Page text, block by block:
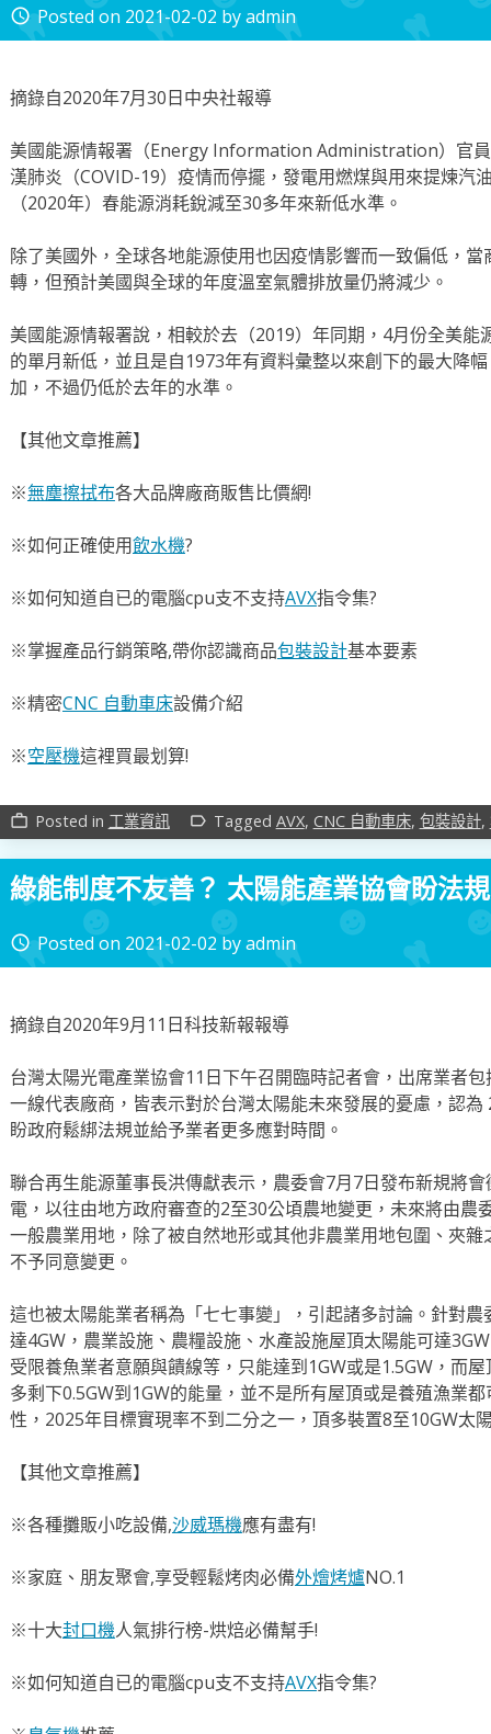
access_time Posted on 2021-02-02 byadmin
摘錄自2020年7月30日中央社報導
美國能源情報署（Energy Information Administration）官
漢肺炎（COVID-19）疫情而停擺，發電用燃煤與用來提煉汽
（2020年）春能源消耗銳減至30多年來新低水準。
除了美國外，全球各地能源使用也因疫情影響而一致偏低，
轉，但預計美國與全球的年度溫室氣體排放量仍將減少。
美國能源情報署說，相較於去（2019）年同期，4月份全美能
的單月新低，並且是自1973年有資料彙整以來創下的最大降
加，不過仍低於去年的水準。
【其他文章推薦】
※無塵擦拭布各大品牌廠商販售比價網!
※如何正確使用飲水機?
※如何知道自已的電腦cpu支不支持AVX指令集?
※掌握產品行銷策略,帶你認識商品包裝設計基本要素
※精密CNC 自動車床設備介紹
※空壓機這裡買最划算!
work_outline Posted in 工業資訊 label_outline Tagged AVX, CNC 自動車床, 包裝設計,
綠能制度不友善？ 太陽能產業協會盼法
access_time Posted on 2021-02-02 byadmin
摘錄自2020年9月11日科技新報報導
台灣太陽光電產業協會11日下午召開臨時記者會，出席業者
一線代表廠商，皆表示對於台灣太陽能未來發展的憂慮，認
盼政府鬆綁法規並給予業者更多應對時間。
聯合再生能源董事長洪傳獻表示，農委會7月7日發布新規將
電，以往由地方政府審查的2至30公頃農地變更，未來將由農
一般農業用地，除了被自然地形或其他非農業用地包圍、夾
不予同意變更。
這也被太陽能業者稱為「七七事變」，引起諸多討論。針對
達4GW，農業設施、農糧設施、水產設施屋頂太陽能可達
受限養魚業者意願與饋線等，只能達到1GW或是1.5GW，而
多剩下0.5GW到1GW的能量，並不是所有屋頂或是養殖漁業
性，2025年目標實現率不到二分之一，頂多裝置8至10GW太
【其他文章推薦】
※各種攤販小吃設備,沙威瑪機應有盡有!
※家庭、朋友聚會,享受輕鬆烤肉必備外燴烤爐NO.1
※十大封口機人氣排行榜-烘焙必備幫手!
※如何知道自已的電腦cpu支不支持AVX指令集?